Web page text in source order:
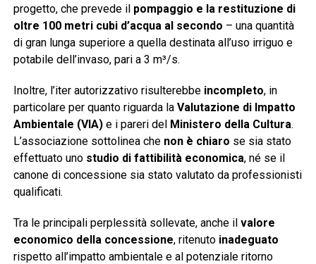
progetto, che prevede il pompaggio e la restituzione di
oltre 100 metri cubi d’acqua al secondo – una quantità
di gran lunga superiore a quella destinata all’uso irriguo e
potabile dell’invaso, pari a 3 m³/s.
Inoltre, l’iter autorizzativo risulterebbe incompleto, in
particolare per quanto riguarda la Valutazione di Impatto
Ambientale (VIA)e i pareri del Ministero della Cultura.
L’associazione sottolinea che non è chiaro se sia stato
effettuato uno studio di fattibilità economica, né se il
canone di concessione sia stato valutato da professionisti
qualificati.
Tra le principali perplessità sollevate, anche il valore
economico della concessione, ritenuto inadeguato
rispetto all’impatto ambientale e al potenziale ritorno